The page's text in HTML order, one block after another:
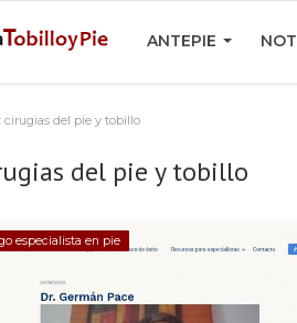
ANTEPIE
cirugias del pie y tobillo
del pie y tobillo
especialista en pie